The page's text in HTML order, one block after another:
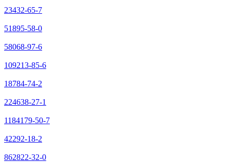
23432-65-7
51895-58-0
58068-97-6
109213-85-6
18784-74-2
224638-27-1
1184179-50-7
42292-18-2
862822-32-0